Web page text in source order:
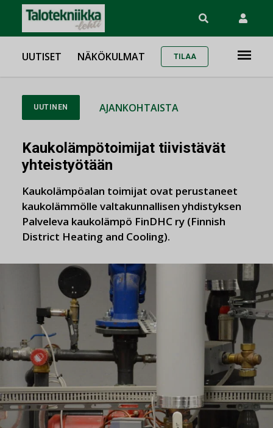
UUTISET NÄKÖKULMAT TILAA
UUTINEN AJANKOHTAISTA
Kaukolämpötoimijat tiivistävät
yhteistyötään
Kaukolämpöalan toimijat ovat perustaneet
kaukolämmölle valtakunnallisen yhdistyksen
Palveleva kaukolämpö FinDHC ry (Finnish
District Heating and Cooling).